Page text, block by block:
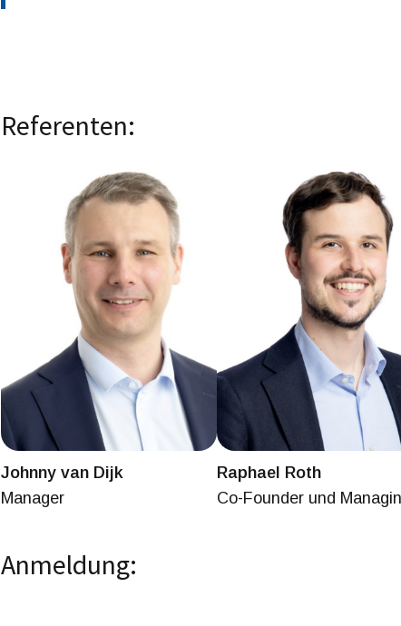
Referenten:
Johnny van Dijk
Manager
Raphael Roth
Co-Founder und
Anmeldung: